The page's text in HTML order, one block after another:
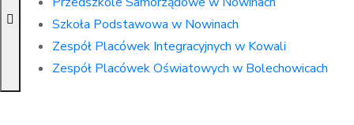
Szkoła Podstawowa w Nowinach
Zespół Placówek Integracyjnych w Kowali
Zespół Placówek Oświatowych w Bolechowicach